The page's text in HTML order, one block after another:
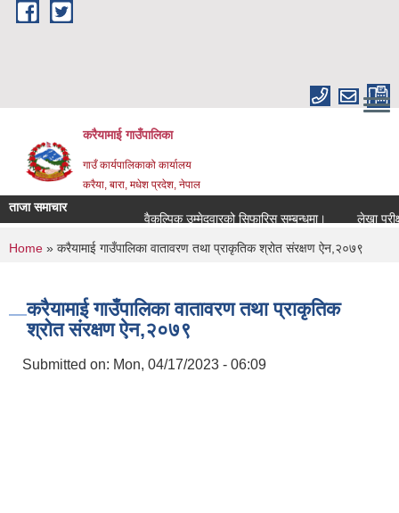
Skip to main content
करैयामाई गाउँपालिका
गाउँ कार्यपालिकाको कार्यालय
करैया, बारा, मधेश प्रदेश, नेपाल
ताजा समाचार
वैकल्पिक उम्मेदवारको सिफारिस सम्बन्धमा।
लेखा परीक्षण
You are here
Home » करैयामाई गाउँपालिका वातावरण तथा प्राकृतिक श्रोत संरक्षण ऐन,२०७९
करैयामाई गाउँपालिका वातावरण तथा प्राकृतिक
श्रोत संरक्षण ऐन,२०७९
Submitted on: Mon, 04/17/2023 - 06:09